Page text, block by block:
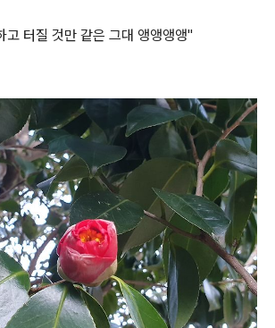
터질 것만 같은 그대 앵앵앵앵"